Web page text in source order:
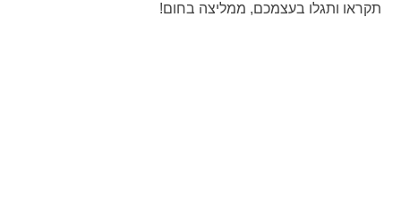
תקראו ותגלו בעצמכם, ממליצה בחום!